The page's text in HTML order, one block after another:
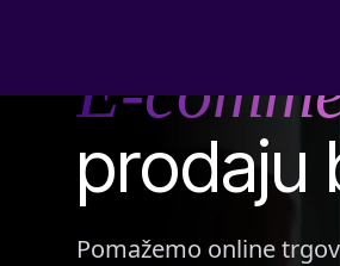
E-
prodaju
Pomažemo online